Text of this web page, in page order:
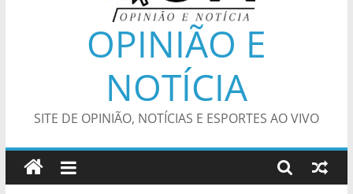
OPINIÃO E
NOTÍCIA
SITE DE OPINIÃO, NOTÍCIAS E ESPORTES AO VIVO